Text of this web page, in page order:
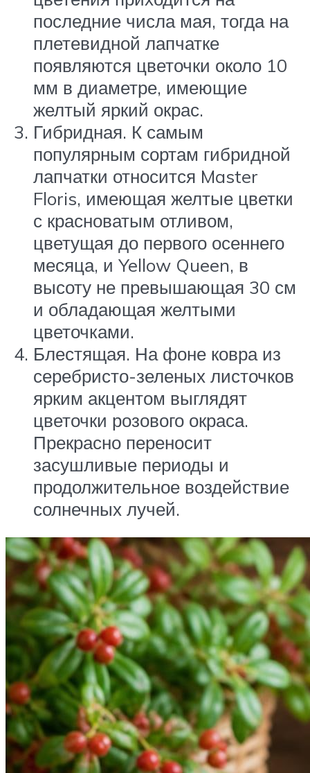
последние числа мая, тогда на
плетевидной лапчатке
появляются цветочки около 10
мм в диаметре, имеющие
желтый яркий окрас.
Гибридная. К самым
популярным сортам гибридной
лапчатки относится Master
Floris, имеющая желтые цветки
с красноватым отливом,
цветущая до первого осеннего
месяца, и Yellow Queen, в
высоту не превышающая 30 см
и обладающая желтыми
цветочками.
Блестящая. На фоне ковра из
серебристо-зеленых листочков
ярким акцентом выглядят
цветочки розового окраса.
Прекрасно переносит
засушливые периоды и
продолжительное воздействие
солнечных лучей.